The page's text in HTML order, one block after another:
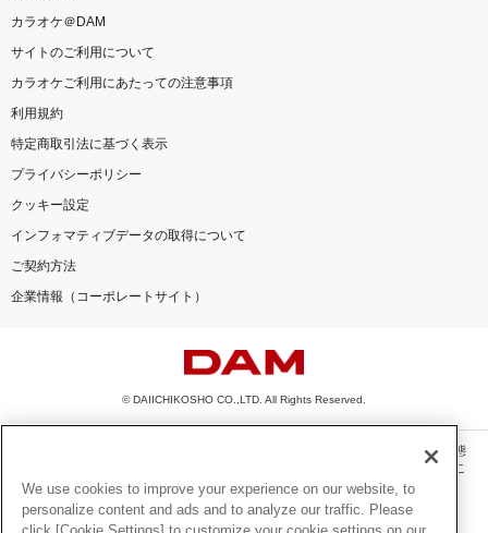
カラオケ＠DAM
サイトのご利用について
カラオケご利用にあたっての注意事項
利用規約
特定商取引法に基づく表示
プライバシーポリシー
クッキー設定
インフォマティブデータの取得について
ご契約方法
企業情報（コーポレートサイト）
© DAIICHIKOSHO CO.,LTD. All Rights Reserved.
このサイトに掲載されている一切の文章・画像・写真・動画・音声等を、手段や形態
を問わず、著作権法の定める範囲を超えて無断で複製、転載、ファイル化などするこ
とを禁じます。
楽曲及びコンテンツは、機種によりご利用いただけない場合があります。
We use cookies to improve your experience on our website, to
personalize content and ads and to analyze our traffic. Please